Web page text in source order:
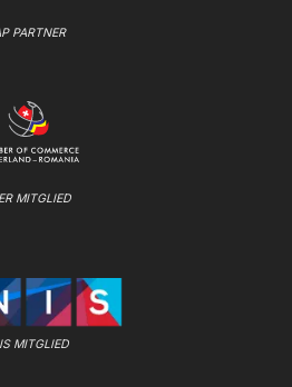
PARTNER
MITGLIED
MITGLIED